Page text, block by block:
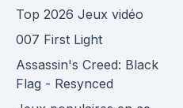
Top 2026 Jeux vidéo
007 First Light
Assassin's Creed: Black
Flag - Resynced